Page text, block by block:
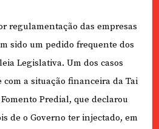
regulamentação das empresas
sido um pedido frequente dos
Legislativa. Um dos casos
com a situação financeira da Tai
Predial, que declarou
de o Governo ter injectado, em